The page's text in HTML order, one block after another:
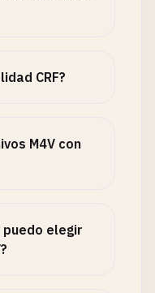
CRF?
M4V con
puedo elegir